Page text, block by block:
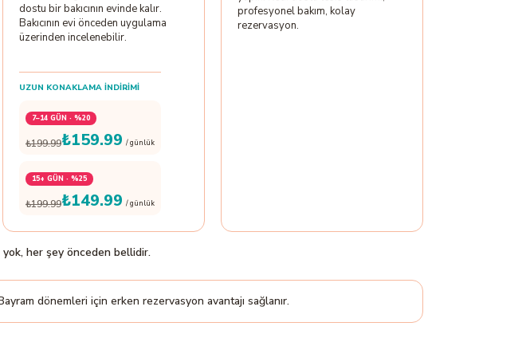
dostu bir bakıcının evinde kalır.
Bakıcının evi önceden uygulama
üzerinden incelenebilir.
UZUN KONAKLAMA İNDIRIMI
7–14 GÜN · %20
₺199.99₺159.99 / günlük
15+ GÜN · %25
₺199.99₺149.99 / günlük
profesyonel bakım, kolay
rezervasyon.
her şey önceden bellidir.
dönemleri için erken rezervasyon avantajı sağlanır.